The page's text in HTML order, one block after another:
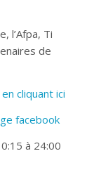
l’Afpa, Ti
de
en cliquant ici
facebook
à 24:00